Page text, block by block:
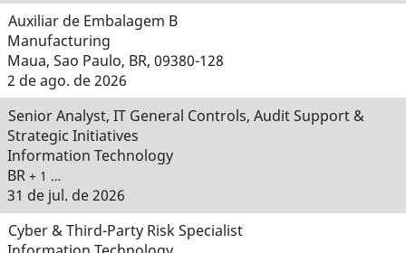
Auxiliar de Embalagem B
Manufacturing
Maua, Sao Paulo, BR, 09380-128
2 de ago. de 2026
Senior Analyst, IT General Controls, Audit Support &
Strategic Initiatives
Information Technology
BR + 1 …
31 de jul. de 2026
Cyber & Third-Party Risk Specialist